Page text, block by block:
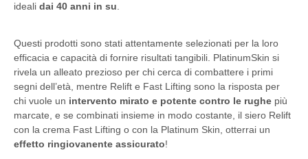
ideali dai 40 anni in su
Questi prodotti sono stati attentamente selezionati per la loro
efficacia e capacità di fornire risultati tangibili. PlatinumSkin si
rivela un alleato prezioso per chi cerca di combattere i primi
segni dell’età, mentre Relift e Fast Lifting sono la risposta per
chi vuole un intervento mirato e potente contro le rughe più
marcate, e se combinati insieme in modo costante, il siero Relift
con la crema Fast Lifting o con la Platinum Skin, otterrai un
effetto ringiovanente assicurato!